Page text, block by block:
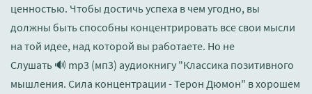
ценностью. Чтобы достичь успеха в чем угодно, вы
должны быть способны концентрировать все свои мысли
на той идее, над которой вы работаете. Но не
Слушать 🔊 mp3 (мп3) аудиокнигу "Классика позитивного
мышления. Сила концентрации - Терон Дюмон" в хорошем